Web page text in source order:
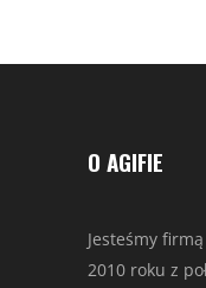
O AGIFIE
Jesteśmy
2010 roku z